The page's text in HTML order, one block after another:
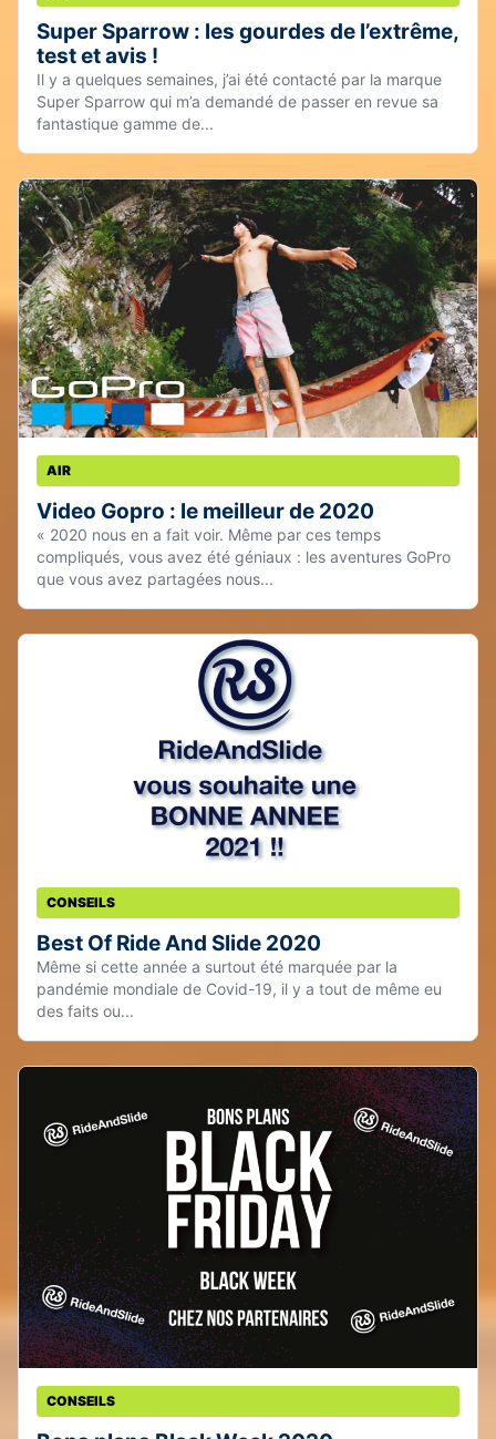
Super Sparrow : les gourdes de l’extrême,
test et avis !
Il y a quelques semaines, j’ai été contacté par la marque
Super Sparrow qui m’a demandé de passer en revue sa
fantastique gamme de...
AIR
Video Gopro : le meilleur de 2020
« 2020 nous en a fait voir. Même par ces temps
compliqués, vous avez été géniaux : les aventures GoPro
que vous avez partagées nous...
CONSEILS
Best Of Ride And Slide 2020
Même si cette année a surtout été marquée par la
pandémie mondiale de Covid-19, il y a tout de même eu
des faits ou...
CONSEILS